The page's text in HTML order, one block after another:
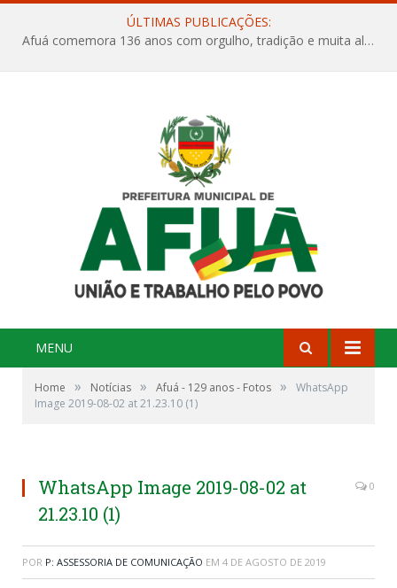
ÚLTIMAS PUBLICAÇÕES:
Afuá comemora 136 anos com orgulho, tradição e muita alegria na Quadra Dr. Nelson Salomão
MENU
Home » Notícias » Afuá - 129 anos - Fotos »
WhatsApp
Image 2019-08-02 at 21.23.10 (1)
WhatsApp Image 2019-08-02 at
21.23.10 (1)
0
POR P: ASSESSORIA DE COMUNICAÇÃO EM 4 DE AGOSTO DE 2019